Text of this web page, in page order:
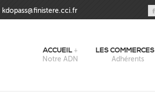
kdopass@finistere.cci.fr
ACCUEIL
Notre ADN
LES COMMERCES
Adhérents